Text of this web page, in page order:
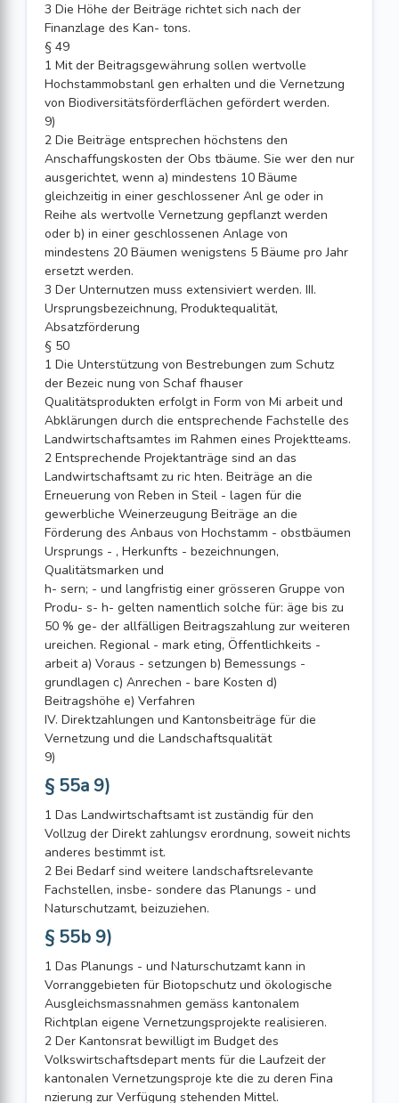
3 Die Höhe der Beiträge richtet sich nach der
Finanzlage des Kan- tons.
§ 49
1 Mit der Beitragsgewährung sollen wertvolle
Hochstammobstanl gen erhalten und die Vernetzung
von Biodiversitätsförderflächen gefördert werden.
9)
2 Die Beiträge entsprechen höchstens den
Anschaffungskosten der Obs tbäume. Sie wer den nur
ausgerichtet, wenn a) mindestens 10 Bäume
gleichzeitig in einer geschlossener Anl ge oder in
Reihe als wertvolle Vernetzung gepflanzt werden
oder b) in einer geschlossenen Anlage von
mindestens 20 Bäumen wenigstens 5 Bäume pro Jahr
ersetzt werden.
3 Der Unternutzen muss extensiviert werden. III.
Ursprungsbezeichnung, Produktequalität,
Absatzförderung
§ 50
1 Die Unterstützung von Bestrebungen zum Schutz
der Bezeic nung von Schaf fhauser
Qualitätsprodukten erfolgt in Form von Mi arbeit und
Abklärungen durch die entsprechende Fachstelle des
Landwirtschaftsamtes im Rahmen eines Projektteams.
2 Entsprechende Projektanträge sind an das
Landwirtschaftsamt zu ric hten. Beiträge an die
Erneuerung von Reben in Steil - lagen für die
gewerbliche Weinerzeugung Beiträge an die
Förderung des Anbaus von Hochstamm - obstbäumen
Ursprungs - , Herkunfts - bezeichnungen,
Qualitätsmarken und
h- sern; - und langfristig einer grösseren Gruppe von
Produ- s- h- gelten namentlich solche für: äge bis zu
50 % ge- der allfälligen Beitragszahlung zur weiteren
ureichen. Regional - mark eting, Öffentlichkeits -
arbeit a) Voraus - setzungen b) Bemessungs -
grundlagen c) Anrechen - bare Kosten d)
Beitragshöhe e) Verfahren
IV. Direktzahlungen und Kantonsbeiträge für die
Vernetzung und die Landschaftsqualität
9)
§ 55a 9)
1 Das Landwirtschaftsamt ist zuständig für den
Vollzug der Direkt zahlungsv erordnung, soweit nichts
anderes bestimmt ist.
2 Bei Bedarf sind weitere landschaftsrelevante
Fachstellen, insbe- sondere das Planungs - und
Naturschutzamt, beizuziehen.
§ 55b 9)
1 Das Planungs - und Naturschutzamt kann in
Vorranggebieten für Biotopschutz und ökologische
Ausgleichsmassnahmen gemäss kantonalem
Richtplan eigene Vernetzungsprojekte realisieren.
2 Der Kantonsrat bewilligt im Budget des
Volkswirtschaftsdepart ments für die Laufzeit der
kantonalen Vernetzungsproje kte die zu deren Fina
nzierung zur Verfügung stehenden Mittel.